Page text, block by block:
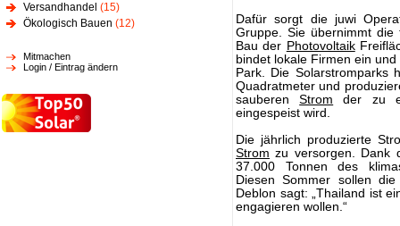
Versandhandel (15)
Ökologisch Bauen (12)
Mitmachen
Login / Eintrag ändern
Dafür sorgt die juwi
Gruppe. Sie übernimmt die
Bau der Photovoltaik
bindet lokale Firmen ein
Park. Die Solarstromparks
Quadratmeter und
sauberenStrom der zu
eingespeist wird.
Die jährlich produzierte
Strom zu versorgen. Dank
37.000 Tonnen des
Diesen Sommer sollen
Deblon sagt: „Thailand ist
engagieren wollen.“